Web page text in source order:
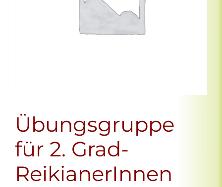
Übungsgruppe
für 2. Grad-
ReikianerInnen